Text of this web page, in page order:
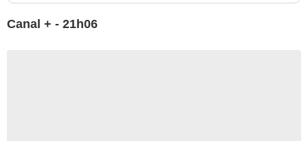
Canal + - 21h06